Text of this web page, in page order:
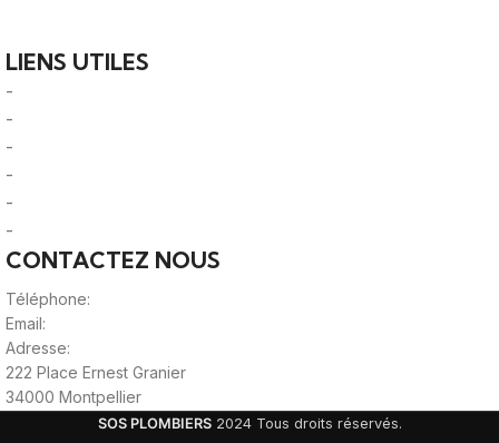
LIENS UTILES
-
-
-
-
-
-
CONTACTEZ NOUS
Téléphone:
Email:
Adresse:
222 Place Ernest Granier
34000 Montpellier
SOS PLOMBIERS 2024 Tous droits réservés.